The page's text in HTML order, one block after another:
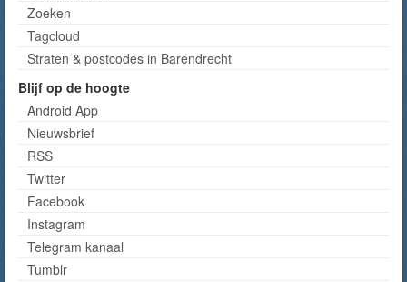
Zoeken
Tagcloud
Straten & postcodes in Barendrecht
Blijf op de hoogte
Android App
Nieuwsbrief
RSS
Twitter
Facebook
Instagram
Telegram kanaal
Tumblr